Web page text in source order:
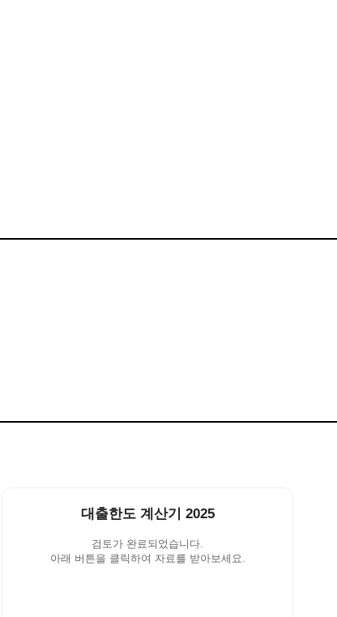
대출한도 계산기 2025
검토가 완료되었습니다.
아래 버튼을 클릭하여 자료를 받아보세요.